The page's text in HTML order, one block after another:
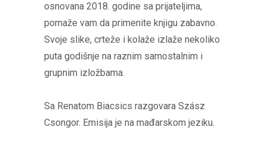
osnovana 2018. godine sa prijateljima,
pomaže vam da primenite knjigu zabavno.
Svoje slike, crteže i kolaže izlaže nekoliko
puta godišnje na raznim samostalnim i
grupnim izložbama.
Sa Renatom Biacsics razgovara Szász
Csongor. Emisija je na mađarskom jeziku.